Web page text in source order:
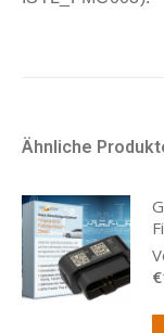
Ähnliche
€